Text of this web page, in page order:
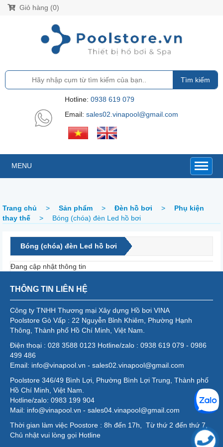
Giỏ hàng (0)
Tìm kiếm
Hotline: 0938 619 079
Email: sales02.vinapool@gmail.com
MENU
Trang chủ > Sản phẩm > Đèn hồ bơi >
Phụ kiện
thay thế
> Bóng (chóa) đèn Led hồ bơi
Bóng (chóa) đèn Led hồ bơi
Đang cập nhật thông tin
THÔNG TIN LIÊN HỆ
Công ty TNHH Thương mại Xây dựng Hồ bơi VINA
Poolstore Gò Vấp : 22 Nguyễn Bỉnh Khiêm, Phường Hạnh
Thông, Thành phố Hồ Chí Minh, Việt Nam.
Điện thoại : 028 3588 0123 Hotline/zalo : 0938 619 079 - 0986
499 486
Email: info@vinapool.vn - sales02.vinapool@gmail.com
Poolstore 346/49 Bình Lợi, Phường Bình Lợi Trung, Thành phố
Hồ Chí Minh, Việt Nam.
Hotline/zalo: 0983 199 904
Mail: info@vinapool.vn - sales04.vinapool@gmail.com
Thời gian làm việc Poostore : 8h đến 17h, Từ thứ 2 đến thứ 7,
Chủ nhật vui lòng gọi Hotline